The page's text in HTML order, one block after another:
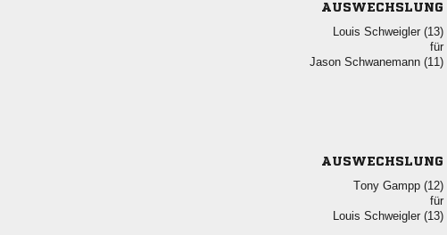
AUSWECHSLUNG
  
für
  
AUSWECHSLUNG
  
für
  